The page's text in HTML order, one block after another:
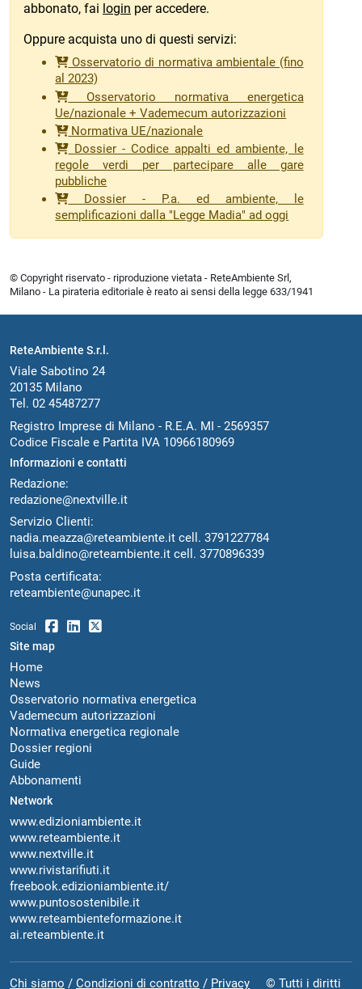
abbonato, fai login per accedere.
Oppure acquista uno di questi servizi:
Osservatorio di normativa ambientale (fino
al 2023)
Osservatorio normativa energetica
Ue/nazionale + Vademecum autorizzazioni
Normativa UE/nazionale
Dossier - Codice appalti ed ambiente, le
regole verdi per partecipare alle gare
pubbliche
Dossier - P.a. ed ambiente, le
semplificazioni dalla "Legge Madia" ad oggi
© Copyright riservato - riproduzione vietata - ReteAmbiente Srl,
Milano - La pirateria editoriale è reato ai sensi della legge 633/1941
ReteAmbiente S.r.l.
Viale Sabotino 24
20135 Milano
Tel. 02 45487277
Registro Imprese di Milano - R.E.A. MI - 2569357
Codice Fiscale e Partita IVA 10966180969
Informazioni e contatti
Redazione:
redazione@nextville.it
Servizio Clienti:
nadia.meazza@reteambiente.it cell. 3791227784
luisa.baldino@reteambiente.it cell. 3770896339
Posta certificata:
reteambiente@unapec.it
Social
Site map
Home
News
Osservatorio normativa energetica
Vademecum autorizzazioni
Normativa energetica regionale
Dossier regioni
Guide
Abbonamenti
Network
www.edizioniambiente.it
www.reteambiente.it
www.nextville.it
www.rivistarifiuti.it
freebook.edizioniambiente.it/
www.puntosostenibile.it
www.reteambienteformazione.it
ai.reteambiente.it
Chi siamo / Condizioni di contratto / Privacy © Tutti i diritti